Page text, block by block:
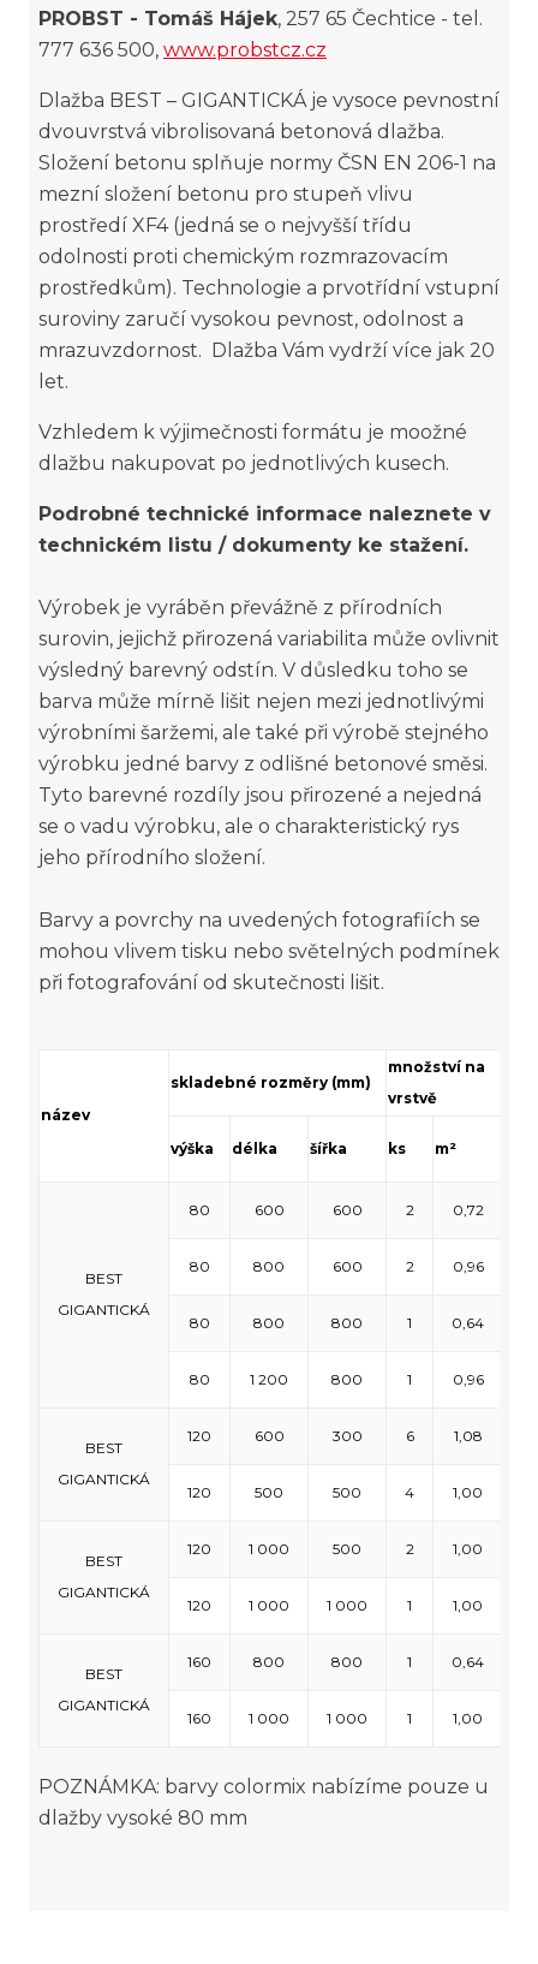
PROBST - Tomáš Hájek, 257 65 Čechtice - tel.
777 636 500, www.probstcz.cz
Dlažba BEST – GIGANTICKÁ je vysoce pevnostní
dvouvrstvá vibrolisovaná betonová dlažba.
Složení betonu splňuje normy ČSN EN 206-1 na
mezní složení betonu pro stupeň vlivu
prostředí XF4 (jedná se o nejvyšší třídu
odolnosti proti chemickým rozmrazovacím
prostředkům). Technologie a prvotřídní vstupní
suroviny zaručí vysokou pevnost, odolnost a
mrazuvzdornost. Dlažba Vám vydrží více jak 20
let.
Vzhledem k výjimečnosti formátu je moožné
dlažbu nakupovat po jednotlivých kusech.
Podrobné technické informace naleznete v
technickém listu / dokumenty ke stažení.
Výrobek je vyráběn převážně z přírodních
surovin, jejichž přirozená variabilita může ovlivnit
výsledný barevný odstín. V důsledku toho se
barva může mírně lišit nejen mezi jednotlivými
výrobními šaržemi, ale také při výrobě stejného
výrobku jedné barvy z odlišné betonové směsi.
Tyto barevné rozdíly jsou přirozené a nejedná
se o vadu výrobku, ale o charakteristický rys
jeho přírodního složení.
Barvy a povrchy na uvedených fotografiích se
mohou vlivem tisku nebo světelných podmínek
při fotografování od skutečnosti lišit.
název
skladebné rozměry (mm)
množství na
vrstvě
výška délka šířka ks m²
BEST
GIGANTICKÁ
80 600 600 2 0,72
80 800 600 2 0,96
80 800 800 1 0,64
80 1 200 800 1 0,96
BEST
GIGANTICKÁ
120 600 300 6 1,08
120 500 500 4 1,00
BEST
GIGANTICKÁ
120 1 000 500 2 1,00
120 1 000 1 000 1 1,00
BEST
GIGANTICKÁ
160 800 800 1 0,64
160 1 000 1 000 1 1,00
POZNÁMKA: barvy colormix nabízíme pouze u
dlažby vysoké 80 mm